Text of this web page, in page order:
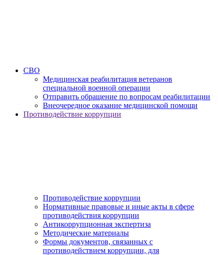
СВО
Медицинская реабилитация ветеранов
специальной военной операции
Отправить обращение по вопросам реабилитации
Внеочередное оказание медицинской помощи
Противодействие коррупции
Противодействие коррупции
Нормативные правовые и иные акты в сфере
противодействия коррупции
Антикоррупционная экспертиза
Методические материалы
Формы документов, связанных с
противодействием коррупции, для